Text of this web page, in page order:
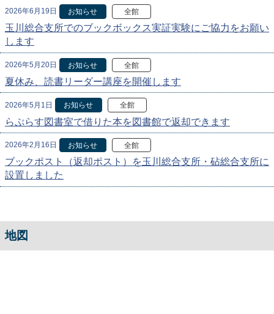
2026年6月19日 お知らせ 全館
玉川総合支所でのブックボックス実証実験にご協力をお願い
します
2026年5月20日 お知らせ 全館
夏休み、読書リーダー講座を開催します
2026年5月1日 お知らせ 全館
らぷらす図書室で借りた本を図書館で返却できます
2026年2月16日 お知らせ 全館
ブックポスト（返却ポスト）を玉川総合支所・砧総合支所に
設置しました
地図